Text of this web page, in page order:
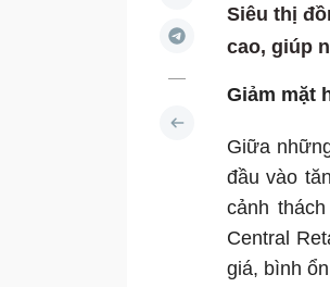
Siêu thị
cao, giúp
Giảm mặt
Giữa
đầu vào
cảnh
Central
giá, bình